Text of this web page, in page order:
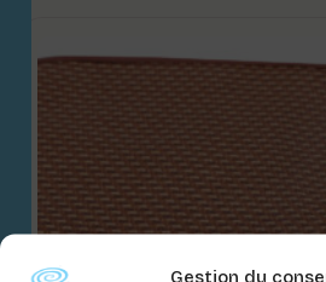
Gestion du